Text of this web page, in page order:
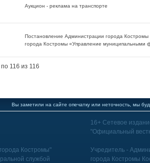
Аукцион - реклама на транспорте
Постановление Администрации города
города Костромы «Управление муниципальными
116 из 116
Вы заметили на сайте опечатку или неточность, мы
Костромы"
службой
16+ Сетевое
"Официальный
Учредитель -
города Костромы